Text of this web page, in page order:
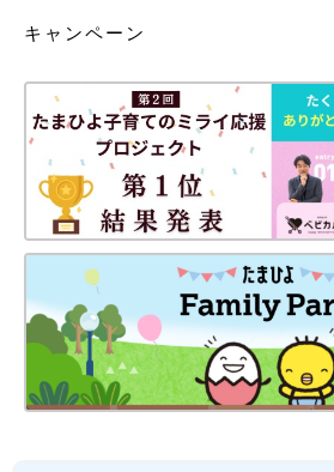
キャンペーン